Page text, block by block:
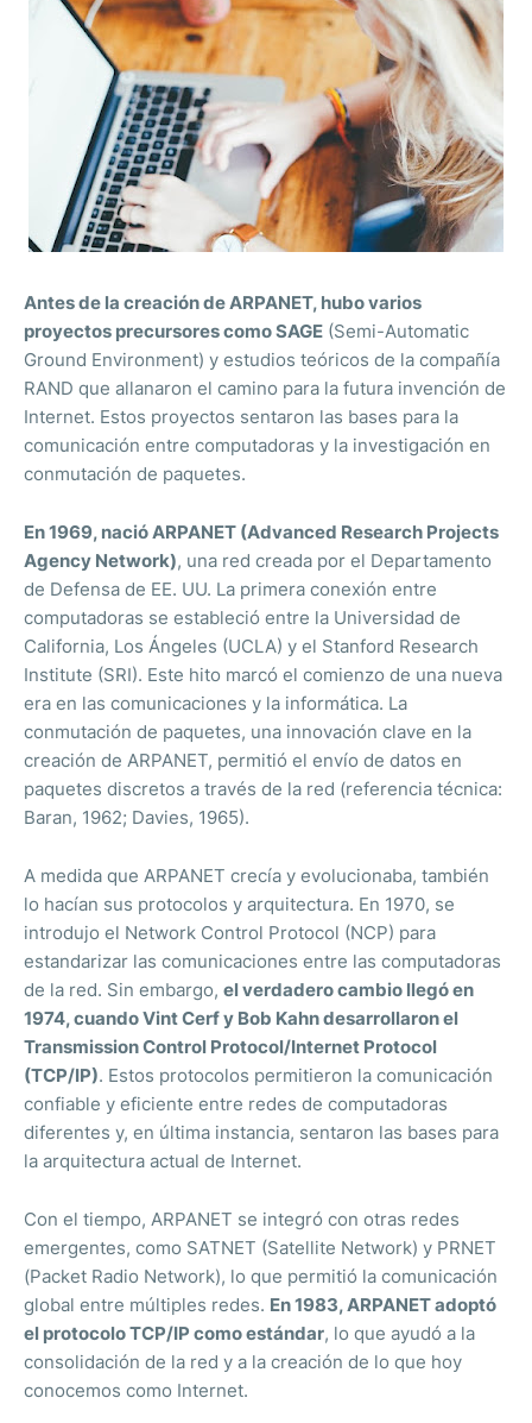
Antes de la creación de ARPANET, hubo varios
proyectos precursores como SAGE (Semi-Automatic
Ground Environment) y estudios teóricos de la compañía
RAND que allanaron el camino para la futura invención de
Internet. Estos proyectos sentaron las bases para la
comunicación entre computadoras y la investigación en
conmutación de paquetes.
En 1969, nació ARPANET (Advanced Research Projects
Agency Network), una red creada por el Departamento
de Defensa de EE. UU. La primera conexión entre
computadoras se estableció entre la Universidad de
California, Los Ángeles (UCLA) y el Stanford Research
Institute (SRI). Este hito marcó el comienzo de una nueva
era en las comunicaciones y la informática. La
conmutación de paquetes, una innovación clave en la
creación de ARPANET, permitió el envío de datos en
paquetes discretos a través de la red (referencia técnica:
Baran, 1962; Davies, 1965).
A medida que ARPANET crecía y evolucionaba, también
lo hacían sus protocolos y arquitectura. En 1970, se
introdujo el Network Control Protocol (NCP) para
estandarizar las comunicaciones entre las computadoras
de la red. Sin embargo, el verdadero cambio llegó en
1974, cuando Vint Cerf y Bob Kahn desarrollaron el
Transmission Control Protocol/Internet Protocol
(TCP/IP). Estos protocolos permitieron la comunicación
confiable y eficiente entre redes de computadoras
diferentes y, en última instancia, sentaron las bases para
la arquitectura actual de Internet.
Con el tiempo, ARPANET se integró con otras redes
emergentes, como SATNET (Satellite Network) y PRNET
(Packet Radio Network), lo que permitió la comunicación
global entre múltiples redes. En 1983, ARPANET adoptó
el protocolo TCP/IP como estándar, lo que ayudó a la
consolidación de la red y a la creación de lo que hoy
conocemos como Internet.